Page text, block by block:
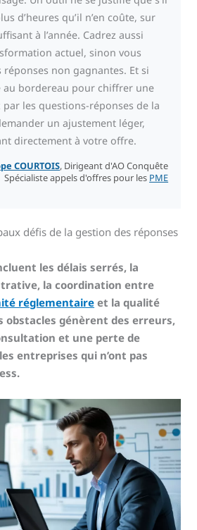
d’heures qu’il n’en coûte, sur
à l’année. Cadrez aussi
actuel, sinon vous
non gagnantes. Et si
au bordereau pour chiffrer une
les questions-réponses de la
un ajustement léger,
directement à votre offre.
COURTOIS, Dirigeant d'AO Conquête
Spécialiste appels d'offres pour les PME
défis de la gestion des réponses
les délais serrés, la
la coordination entre
réglementaireet la qualité
obstacles génèrent des erreurs,
et une perte de
entreprises qui n’ont pas